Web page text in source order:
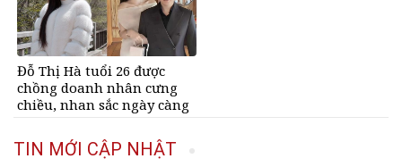
Đỗ Thị Hà tuổi 26 được
chồng doanh nhân cưng
chiều, nhan sắc ngày càng
TIN MỚI CẬP NHẬT